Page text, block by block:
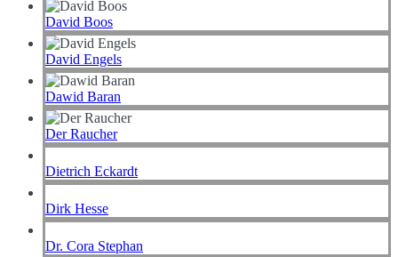
David Boos
David Engels
Dawid Baran
Der Raucher
Dietrich Eckardt
Dirk Hesse
Dr. Cora Stephan